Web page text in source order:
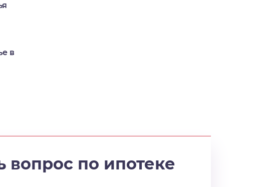
в
вопрос по ипотеке